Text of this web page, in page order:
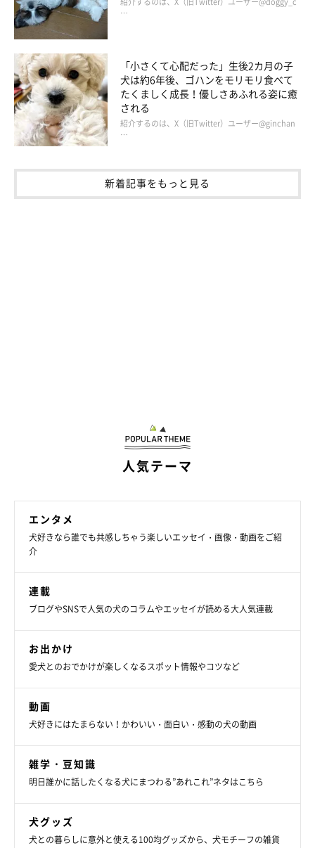
…
「小さくて心配だった」生後2カ月の子
犬は約6年後、ゴハンをモリモリ食べて
たくましく成長！優しさあふれる姿に癒
される
紹介するのは、X（旧Twitter）ユーザー@ginchan
…
新着記事をもっと見る
人気テーマ
エンタメ
犬好きなら誰でも共感しちゃう楽しいエッセイ・画像・動画をご紹
介
連載
ブログやSNSで人気の犬のコラムやエッセイが読める大人気連載
お出かけ
愛犬とのおでかけが楽しくなるスポット情報やコツなど
動画
犬好きにはたまらない！かわいい・面白い・感動の犬の動画
雑学・豆知識
明日誰かに話したくなる犬にまつわる”あれこれ”ネタはこちら
犬グッズ
犬との暮らしに意外と使える100均グッズから、犬モチーフの雑貨